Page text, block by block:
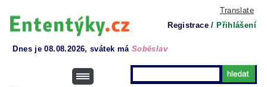
Translate
Registrace / Přihlášení
Dnes je 08.08.2026, svátek má Soběslav